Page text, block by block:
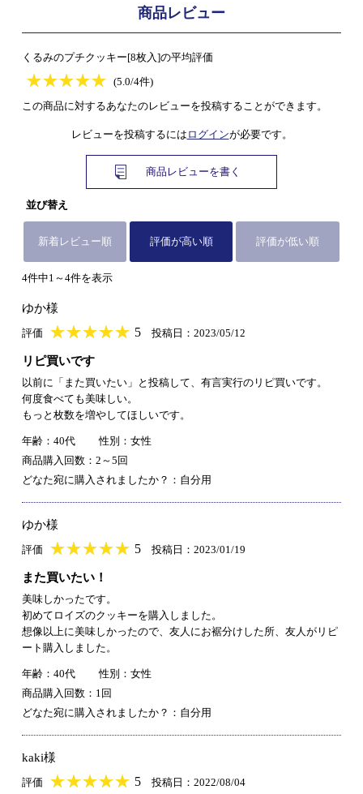
商品レビュー
くるみのプチクッキー[8枚入]の平均評価
★★★★★
★★★★★ (5.0/4件)
この商品に対するあなたのレビューを投稿することができます。
レビューを投稿するには ログインが必要です。
商品レビューを書く
並び替え
新着レビュー順 評価が高い順 評価が低い順
4件中1～4件を表示
ゆか様
評価 ★★★★★
★★★★★ 5 投稿日：2023/05/12
リピ買いです
以前に「また買いたい」と投稿して、有言実行のリピ買いです。
何度食べても美味しい。
もっと枚数を増やしてほしいです。
年齢：40代
性別：女性
商品購入回数：2～5回
どなた宛に購入されましたか？：自分用
ゆか様
評価 ★★★★★
★★★★★ 5 投稿日：2023/01/19
また買いたい！
美味しかったです。
初めてロイズのクッキーを購入しました。
想像以上に美味しかったので、友人にお裾分けした所、友人がリピ
ート購入しました。
年齢：40代
性別：女性
商品購入回数：1回
どなた宛に購入されましたか？：自分用
kaki様
評価 ★★★★★
★★★★★ 5 投稿日：2022/08/04